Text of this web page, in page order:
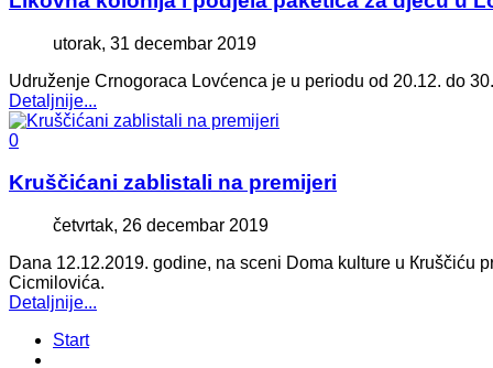
utorak, 31 decembar 2019
Udruženje Crnogoraca Lovćenca je u periodu od 20.12. do
Detaljnije...
0
Kruščićani zablistali na premijeri
četvrtak, 26 decembar 2019
Dana 12.12.2019. godine, na sceni Doma kulture u Кruščiću
Cicmilovića.
Detaljnije...
Start